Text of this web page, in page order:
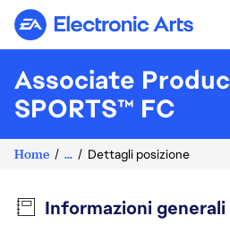
Electronic Arts
Associate
SPORTS™ FC
Home ... Dettagli posizione
Informazioni generali